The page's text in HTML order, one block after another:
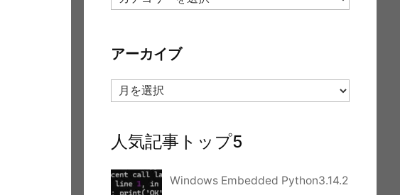
テ
ー
アーカイブ
ア
ー
イ
ブ
人気記事トップ5
Windows Embedded Python3.14.2